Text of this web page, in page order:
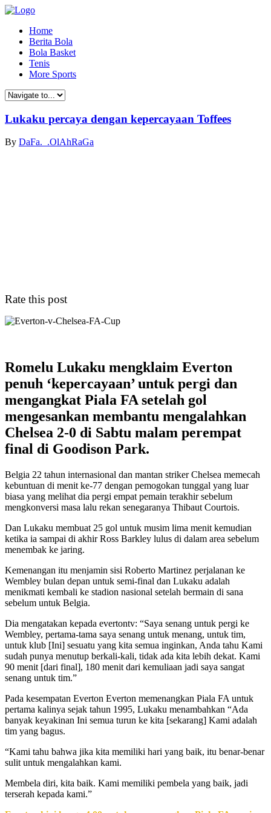
Home
Berita Bola
Bola Basket
Tenis
More Sports
Lukaku percaya dengan kepercayaan Toffees
By DaFa._.OlAhRaGa
Rate this post
Romelu Lukaku mengklaim Everton
penuh ‘kepercayaan’ untuk pergi dan
mengangkat Piala FA setelah gol
mengesankan membantu mengalahkan
Chelsea 2-0 di Sabtu malam perempat
final di Goodison Park.
Belgia 22 tahun internasional dan mantan striker Chelsea memecah
kebuntuan di menit ke-77 dengan pemogokan tunggal yang luar
biasa yang melihat dia pergi empat pemain terakhir sebelum
mengkonversi masa lalu rekan senegaranya Thibaut Courtois.
Dan Lukaku membuat 25 gol untuk musim lima menit kemudian
ketika ia sampai di akhir Ross Barkley lulus di dalam area sebelum
menembak ke jaring.
Kemenangan itu menjamin sisi Roberto Martinez perjalanan ke
Wembley bulan depan untuk semi-final dan Lukaku adalah
menikmati kembali ke stadion nasional setelah bermain di sana
sebelum untuk Belgia.
Dia mengatakan kepada evertontv: “Saya senang untuk pergi ke
Wembley, pertama-tama saya senang untuk menang, untuk tim,
untuk klub [Ini] sesuatu yang kita semua inginkan, Anda tahu Kami
sudah punya menutup berkali-kali, tidak ada kita lebih dekat. Kami
90 menit [dari final], 180 menit dari kemuliaan jadi saya sangat
senang untuk tim.”
Pada kesempatan Everton Everton memenangkan Piala FA untuk
pertama kalinya sejak tahun 1995, Lukaku menambahkan “Ada
banyak keyakinan Ini semua turun ke kita [sekarang] Kami adalah
tim yang bagus.
“Kami tahu bahwa jika kita memiliki hari yang baik, itu benar-benar
sulit untuk mengalahkan kami.
Membela diri, kita baik. Kami memiliki pembela yang baik, jadi
terserah kepada kami.”